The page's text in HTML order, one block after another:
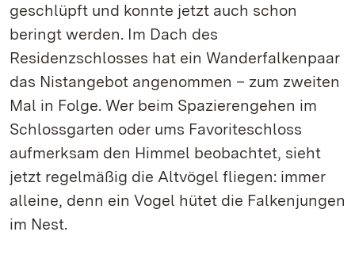
geschlüpft und konnte jetzt auch schon
beringt werden. Im Dach des
Residenzschlosses hat ein Wanderfalkenpaar
das Nistangebot angenommen – zum zweiten
Mal in Folge. Wer beim Spazierengehen im
Schlossgarten oder ums Favoriteschloss
aufmerksam den Himmel beobachtet, sieht
jetzt regelmäßig die Altvögel fliegen: immer
alleine, denn ein Vogel hütet die Falkenjungen
im Nest.